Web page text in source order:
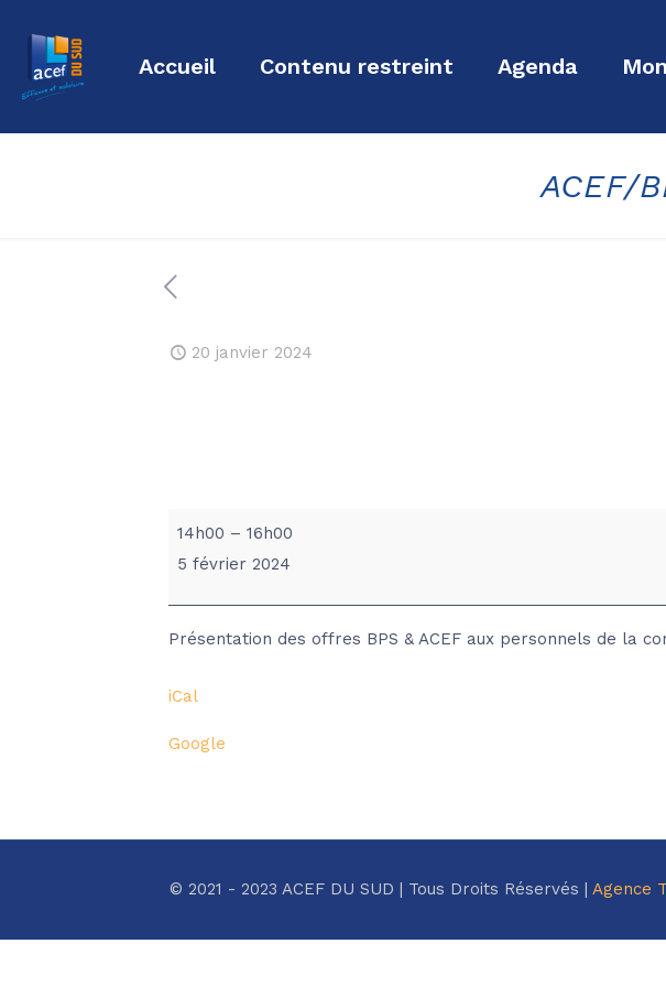
Accueil Contenu restreint Agenda
ACEF/
20 janvier 2024
ACEF/BPS
14h00 – 16h00
5 février 2024
Présentation des offres BPS & ACEF aux personnels de la
iCal
Google
© 2021 - 2023 ACEF DU SUD | Tous Droits Réservés | Agence